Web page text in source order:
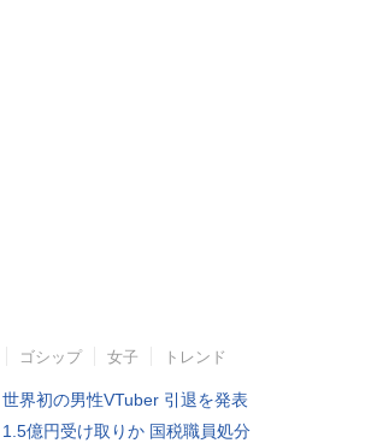
ゴシップ 女子 トレンド
世界初の男性VTuber 引退を発表
1.5億円受け取りか 国税職員処分